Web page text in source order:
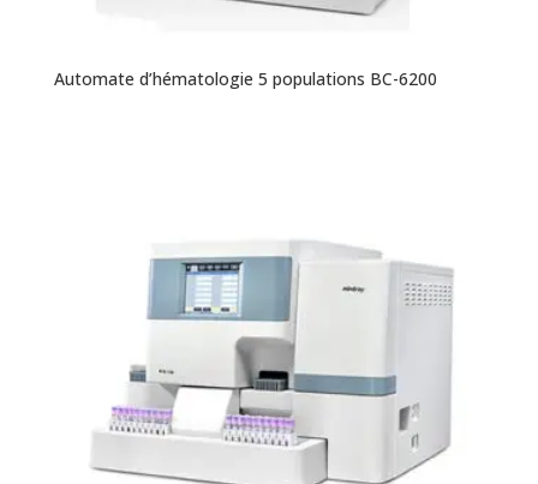
Automate d’hématologie 5 populations BC-6200